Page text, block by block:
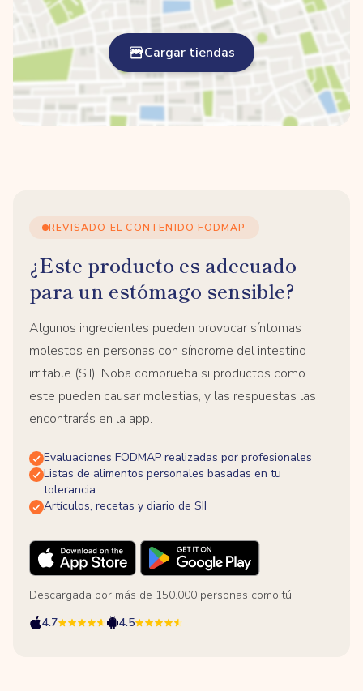
Cargar tiendas
REVISADO EL CONTENIDO FODMAP
¿Este producto es adecuado
para un estómago sensible?
Algunos ingredientes pueden provocar síntomas
molestos en personas con síndrome del intestino
irritable (SII). Noba comprueba si productos como
este pueden causar molestias, y las respuestas las
encontrarás en la app.
Evaluaciones FODMAP realizadas por profesionales
Listas de alimentos personales basadas en tu
tolerancia
Artículos, recetas y diario de SII
Descargada por más de 150.000 personas como tú
4.7
4.5